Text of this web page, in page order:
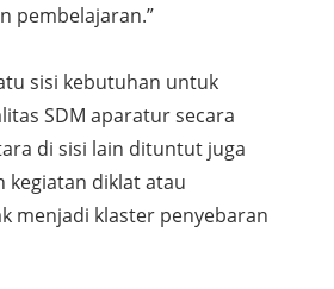
pembelajaran.”
sisi kebutuhan untuk
SDM aparatur secara
di sisi lain dituntut juga
kegiatan diklat atau
menjadi klaster penyebaran